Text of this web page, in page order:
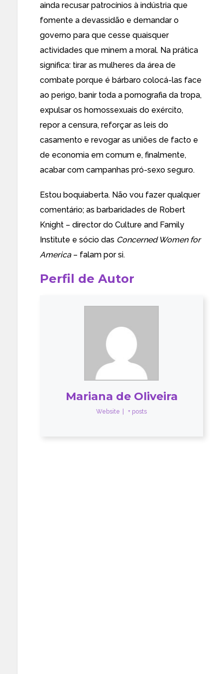
ainda recusar patrocínios à indústria que
fomente a devassidão e demandar o
governo para que cesse quaisquer
actividades que minem a moral. Na prática
significa: tirar as mulheres da área de
combate porque é bárbaro colocá-las face
ao perigo, banir toda a pornografia da tropa,
expulsar os homossexuais do exército,
repor a censura, reforçar as leis do
casamento e revogar as uniões de facto e
de economia em comum e, finalmente,
acabar com campanhas pró-sexo seguro.
Estou boquiaberta. Não vou fazer qualquer
comentário; as barbaridades de Robert
Knight – director do Culture and Family
Institute e sócio das Concerned Women for
America– falam por si.
Perfil de Autor
Mariana de Oliveira
Website + posts